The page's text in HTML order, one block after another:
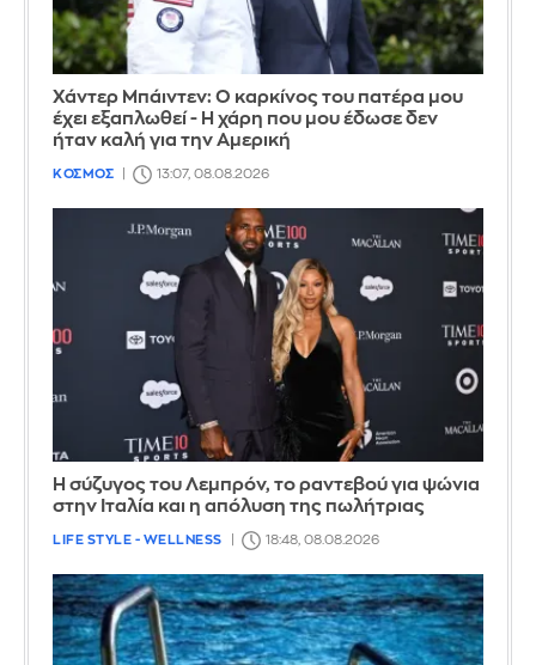
Χάντερ Μπάιντεν: Ο καρκίνος του πατέρα μου
έχει εξαπλωθεί - Η χάρη που μου έδωσε δεν
ήταν καλή για την Αμερική
ΚΟΣΜΟΣ 13:07, 08.08.2026
Η σύζυγος του Λεμπρόν, το ραντεβού για ψώνια
στην Ιταλία και η απόλυση της πωλήτριας
LIFE STYLE - WELLNESS 18:48, 08.08.2026